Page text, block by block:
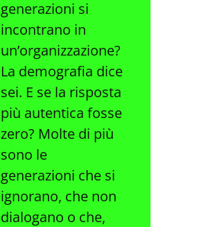
generazioni si
incontrano in
un’organizzazione?
La demografia dice
sei. E se la risposta
più autentica fosse
zero? Molte di più
sono le
generazioni che si
ignorano, che non
dialogano o che,